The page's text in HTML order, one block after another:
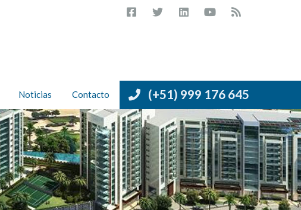
(+51) 999 176 645
Noticias Contacto